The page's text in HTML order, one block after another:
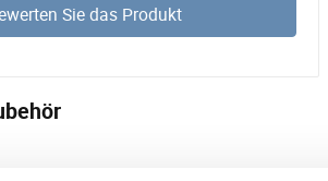
Sie das Produkt